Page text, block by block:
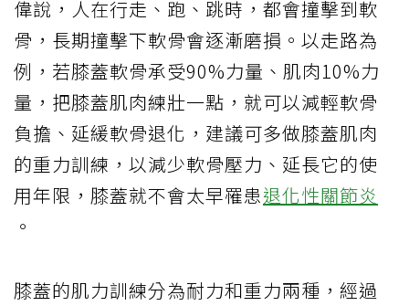
偉說，人在行走、跑、跳時，都會撞擊到軟
骨，長期撞擊下軟骨會逐漸磨損。以走路為
例，若膝蓋軟骨承受90%力量、肌肉10%力
量，把膝蓋肌肉練壯一點，就可以減輕軟骨
負擔、延緩軟骨退化，建議可多做膝蓋肌肉
的重力訓練，以減少軟骨壓力、延長它的使
用年限，膝蓋就不會太早罹患退化性關節炎
。
膝蓋的肌力訓練分為耐力和重力兩種，經過